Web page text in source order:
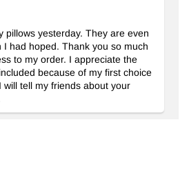
pillows yesterday. They are even
I had hoped. Thank you so much
to my order. I appreciate the
because of my first choice
will tell my friends about your